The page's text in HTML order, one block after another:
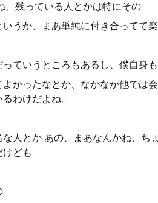
、残っている人とかは特にその
うか、まあ単純に付き合ってて
ていうところもあるし、僕自身
かったなとか、なかなか他では
わけだよね。
人とか あの、まあなんかね、ち
ども